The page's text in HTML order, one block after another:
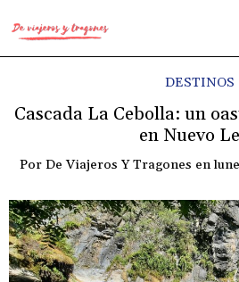
DESTINOS
Cascada La Cebolla: un
en Nuevo
Por De Viajeros Y Tragones en